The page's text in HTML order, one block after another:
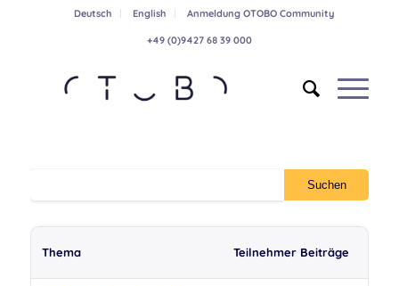
Deutsch English Anmeldung OTOBO Community
+49 (0)9427 68 39 000
Thema Teilnehmer Beiträge